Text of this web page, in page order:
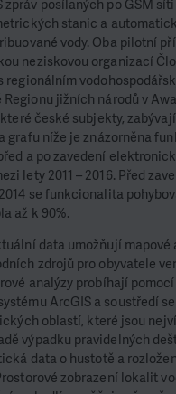
zpráv posílaných po GSM
stanic a
vody. Oba pilotní
neziskovou organizací
regionálním
jižních národů v
české subjekty,
grafu níže je znázorněna
a po zavedení
lety 2011 – 2016. Před
se funkcionalita
až k 90%.
data umožňují mapové
zdrojů pro obyvatele
analýzy probíhají
ArcGIS a soustředí
oblastí, které jsou
výpadku pravidelných
data o hustotě a
zobrazení lokalit